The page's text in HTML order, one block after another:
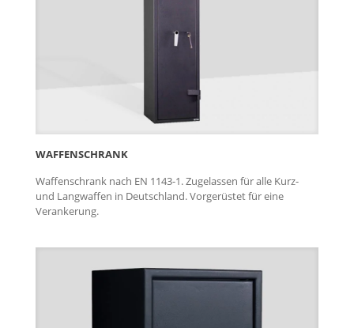
WAFFENSCHRANK
Waffenschrank nach EN 1143-1. Zugelassen für alle Kurz-
und Langwaffen in Deutschland. Vorgerüstet für eine
Verankerung.